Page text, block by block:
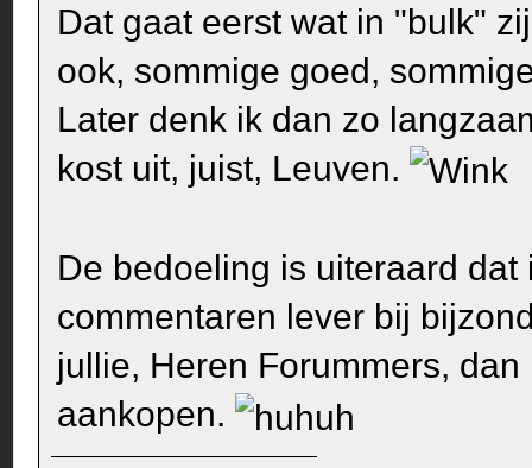
Dat gaat eerst wat in "bulk"
ook, sommige goed,
Later denk ik dan zo
kost uit, juist, Leuven.
De bedoeling is uiteraard
commentaren lever bij
jullie, Heren Forummers,
aankopen.